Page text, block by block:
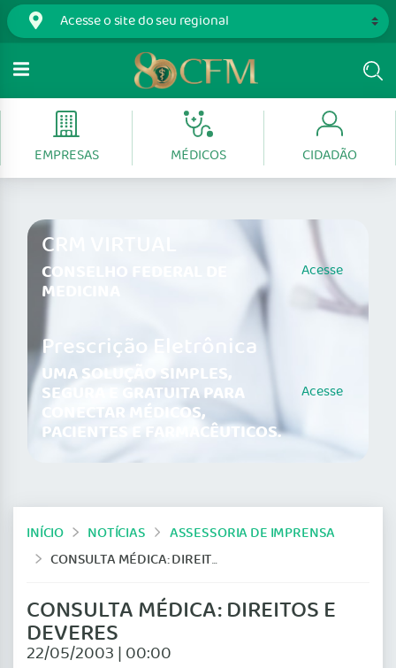
EMPRESAS MÉDICOS CIDADÃO
CRM VIRTUAL
CONSELHO FEDERAL DE
MEDICINA
Acesse
Prescrição Eletrônica
UMA SOLUÇÃO SIMPLES,
SEGURA E GRATUITA PARA
CONECTAR MÉDICOS,
PACIENTES E FARMACÊUTICOS.
Acesse
INÍCIO NOTÍCIAS
ASSESSORIA DE IMPRENSA
CONSULTA MÉDICA: DIREITOS E DEVERES
CONSULTA MÉDICA: DIREITOS E
DEVERES
22/05/2003 | 00:00